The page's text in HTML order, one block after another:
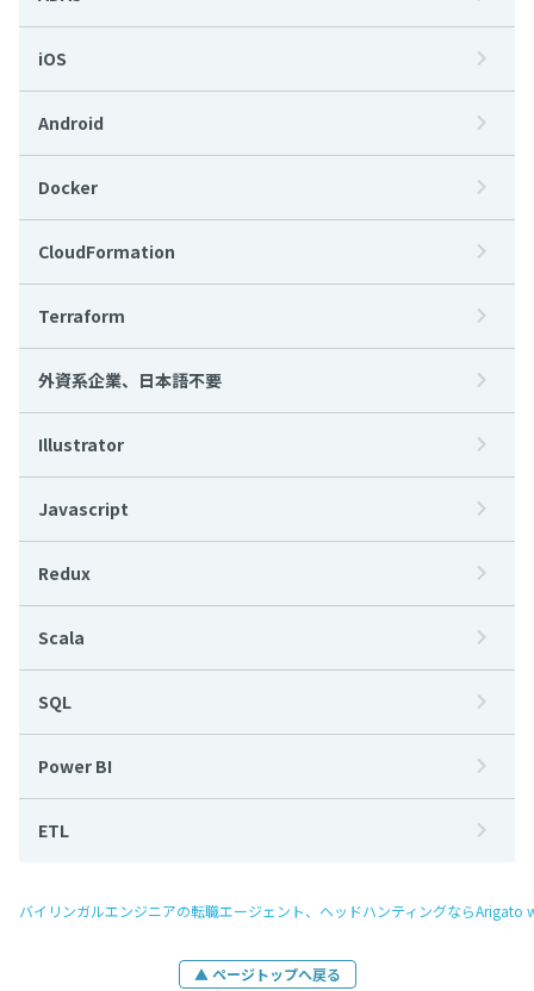
iOS
Android
Docker
CloudFormation
Terraform
外資系企業、日本語不要
Illustrator
Javascript
Redux
Scala
SQL
Power BI
ETL
バイリンガルエンジニアの転職エージェント、ヘッドハンティングならArigato
▲ ページトップへ戻る